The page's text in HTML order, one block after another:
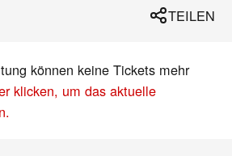
TEILEN
können keine Tickets mehr
klicken, um das aktuelle